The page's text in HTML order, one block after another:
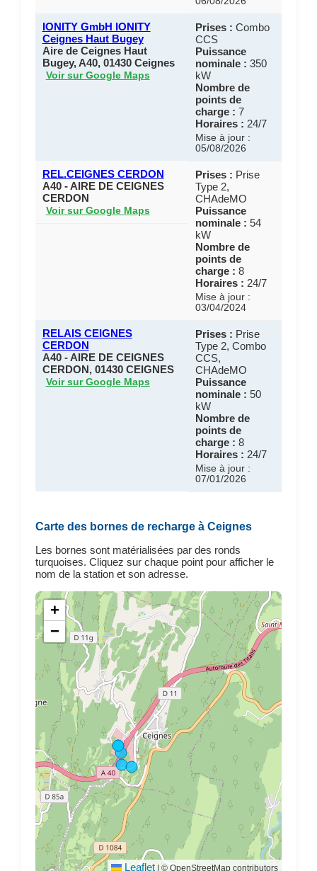
IONITY GmbH IONITY
Ceignes Haut Bugey
Aire de Ceignes Haut
Bugey, A40, 01430 Ceignes
Voir sur Google Maps
Prises : Combo
CCS
Puissance
nominale : 350
kW
Nombre de
points de
charge : 7
Horaires : 24/7
Mise à jour :
05/08/2026
REL.CEIGNES CERDON
A40 - AIRE DE CEIGNES
CERDON
Voir sur Google Maps
Prises : Prise
Type 2,
CHAdeMO
Puissance
nominale : 54
kW
Nombre de
points de
charge : 8
Horaires : 24/7
Mise à jour :
03/04/2024
RELAIS CEIGNES
CERDON
A40 - AIRE DE CEIGNES
CERDON, 01430 CEIGNES
Voir sur Google Maps
Prises : Prise
Type 2, Combo
CCS,
CHAdeMO
Puissance
nominale : 50
kW
Nombre de
points de
charge : 8
Horaires : 24/7
Mise à jour :
07/01/2026
Carte des bornes de recharge à Ceignes
Les bornes sont matérialisées par des ronds
turquoises. Cliquez sur chaque point pour afficher le
nom de la station et son adresse.
+
−
Leaflet | © OpenStreetMap contributors